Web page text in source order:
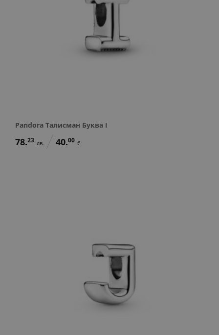
Pandora Талисман Буква I
78.23 лв. 40.00 €